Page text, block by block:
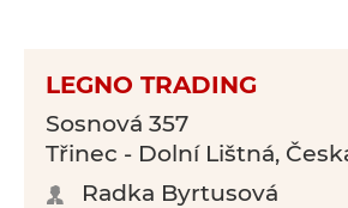
LEGNO TRADING
Sosnová 357
Třinec - Dolní Lištná,
Radka Byrtusová